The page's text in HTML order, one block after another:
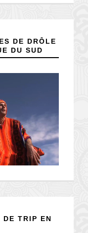
DE DRÔLE
DU SUD
DE TRIP EN